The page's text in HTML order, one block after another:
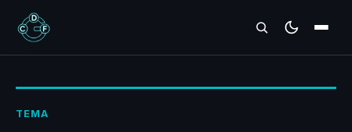
REVIEWS
TEMA